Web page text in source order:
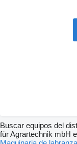
Buscar equipos del
für Agrartechnik mbH